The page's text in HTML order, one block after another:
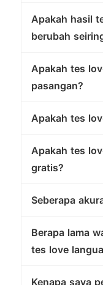
Apakah hasil
berubah
Apakah tes
pasangan?
Apakah tes
Apakah tes
gratis?
Seberapa
Berapa lama
tes love
Kenapa saya